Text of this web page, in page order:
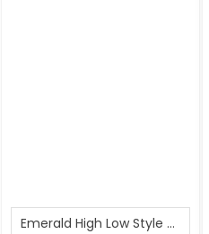
Emerald High Low Style Kaftan Pant Set